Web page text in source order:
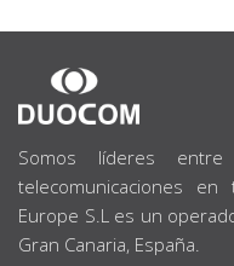
SOBRE
NOSOTROS
Somos líderes
telecomunicaciones
Europe S.L es un
Gran Canaria, España.